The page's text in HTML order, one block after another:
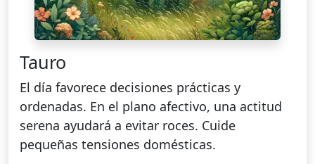
Tauro
El día favorece decisiones prácticas y
ordenadas. En el plano afectivo, una actitud
serena ayudará a evitar roces. Cuide
pequeñas tensiones domésticas.